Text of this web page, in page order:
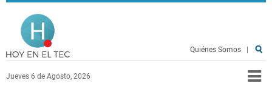
Pasar al contenido principal
Jueves 6 de Agosto, 2026
Quiénes Somos